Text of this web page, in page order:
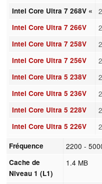
Intel Core Ultra 7 268V «
Intel Core Ultra 7 266V
Intel Core Ultra 7 258V
Intel Core Ultra 7 256V
Intel Core Ultra 5 238V
Intel Core Ultra 5 236V
Intel Core Ultra 5 228V
Intel Core Ultra 5 226V
Fréquence 2200 -
Cache de
Niveau 1 (L1)
1.4 MB